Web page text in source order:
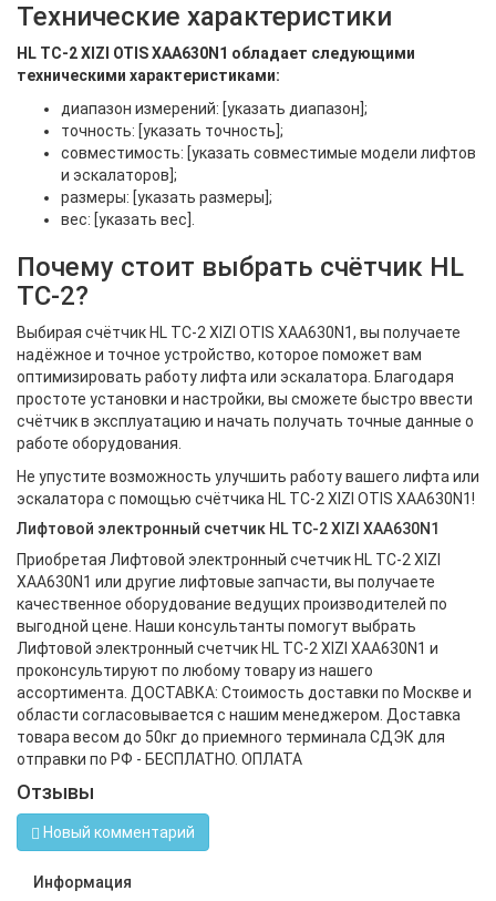
Технические характеристики
HL TC-2 XIZI OTIS XAA630N1 обладает следующими
техническими характеристиками:
диапазон измерений: [указать диапазон];
точность: [указать точность];
совместимость: [указать совместимые модели лифтов
и эскалаторов];
размеры: [указать размеры];
вес: [указать вес].
Почему стоит выбрать счётчик HL
TC-2?
Выбирая счётчик HL TC-2 XIZI OTIS XAA630N1, вы получаете
надёжное и точное устройство, которое поможет вам
оптимизировать работу лифта или эскалатора. Благодаря
простоте установки и настройки, вы сможете быстро ввести
счётчик в эксплуатацию и начать получать точные данные о
работе оборудования.
Не упустите возможность улучшить работу вашего лифта или
эскалатора с помощью счётчика HL TC-2 XIZI OTIS XAA630N1!
Лифтовой электронный счетчик HL TC-2 XIZI XAA630N1
Приобретая Лифтовой электронный счетчик HL TC-2 XIZI
XAA630N1 или другие лифтовые запчасти, вы получаете
качественное оборудование ведущих производителей по
выгодной цене. Наши консультанты помогут выбрать
Лифтовой электронный счетчик HL TC-2 XIZI XAA630N1 и
проконсультируют по любому товару из нашего
ассортимента. ДОСТАВКА: Стоимость доставки по Москве и
области согласовывается с нашим менеджером. Доставка
товара весом до 50кг до приемного терминала СДЭК для
отправки по РФ - БЕСПЛАТНО. ОПЛАТА
Отзывы
Новый комментарий
Информация